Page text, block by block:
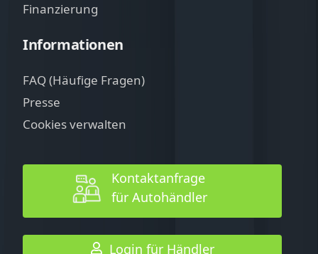
Finanzierung
Informationen
FAQ (Häufige Fragen)
Presse
Cookies verwalten
Kontaktanfrage
für Autohändler
Login für Händler